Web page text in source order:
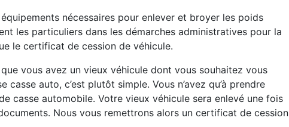
nécessaires pour enlever et broyer les poids
les particuliers dans les démarches administratives pour la
le certificat de cession de véhicule.
vous avez un vieux véhicule dont vous souhaitez vous
auto, c’est plutôt simple. Vous n’avez qu’à prendre
casse automobile. Votre vieux véhicule sera enlevé une fois
Nous vous remettrons alors un certificat de cession